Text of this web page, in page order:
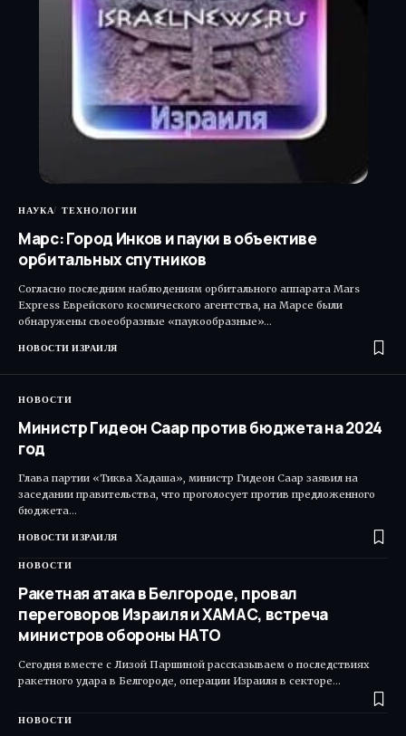
НАУКА ТЕХНОЛОГИИ
Марс: Город Инков и пауки в объективе
орбитальных спутников
Согласно последним наблюдениям орбитального аппарата Mars
Express Еврейского космического агентства, на Марсе были
обнаружены своеобразные «паукообразные»…
НОВОСТИ ИЗРАИЛЯ
НОВОСТИ
Министр Гидеон Саар против бюджета на 2024
год
Глава партии «Тиква Хадаша», министр Гидеон Саар заявил на
заседании правительства, что проголосует против предложенного
бюджета…
НОВОСТИ ИЗРАИЛЯ
НОВОСТИ
Ракетная атака в Белгороде, провал
переговоров Израиля и ХАМАС, встреча
министров обороны НАТО
Сегодня вместе с Лизой Паршиной рассказываем о последствиях
ракетного удара в Белгороде, операции Израиля в секторе…
НОВОСТИ